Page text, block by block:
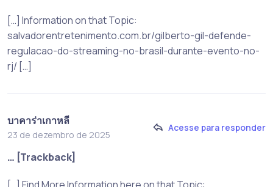
[…] Information on that Topic:
salvadorentretenimento.com.br/gilberto-gil-defende-
regulacao-do-streaming-no-brasil-durante-evento-no-
rj/ […]
บาคาร่าเกาหลี
23 de dezembro de 2025
Acesse para responder
… [Trackback]